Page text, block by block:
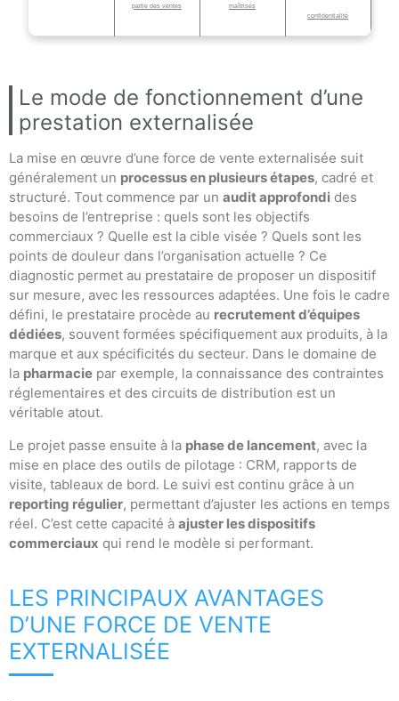
partie des ventes maîtrisés
confidentialité
Le mode de fonctionnement d’une
prestation externalisée
La mise en œuvre d’une force de vente externalisée suit
généralement un processus en plusieurs étapes, cadré et
structuré. Tout commence par un audit approfondi des
besoins de l’entreprise : quels sont les objectifs
commerciaux ? Quelle est la cible visée ? Quels sont les
points de douleur dans l’organisation actuelle ? Ce
diagnostic permet au prestataire de proposer un dispositif
sur mesure, avec les ressources adaptées. Une fois le cadre
défini, le prestataire procède au recrutement d’équipes
dédiées, souvent formées spécifiquement aux produits, à la
marque et aux spécificités du secteur. Dans le domaine de
la pharmacie par exemple, la connaissance des contraintes
réglementaires et des circuits de distribution est un
véritable atout.
Le projet passe ensuite à la phase de lancement, avec la
mise en place des outils de pilotage : CRM, rapports de
visite, tableaux de bord. Le suivi est continu grâce à un
reporting régulier, permettant d’ajuster les actions en temps
réel. C’est cette capacité à ajuster les dispositifs
commerciaux qui rend le modèle si performant.
LES PRINCIPAUX AVANTAGES
D’UNE FORCE DE VENTE
EXTERNALISÉE